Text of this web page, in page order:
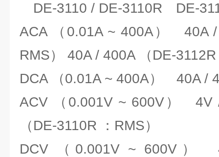
DE-3110 / DE-3110R DE-
ACA （0.01A ~ 400A） 40A /
RMS） 40A / 400A （DE-
DCA （0.01A ~ 400A） 40A /
ACV （0.001V ~ 600V） 4V
（DE-3110R ：RMS）
DCV （0.001V ~ 600V）